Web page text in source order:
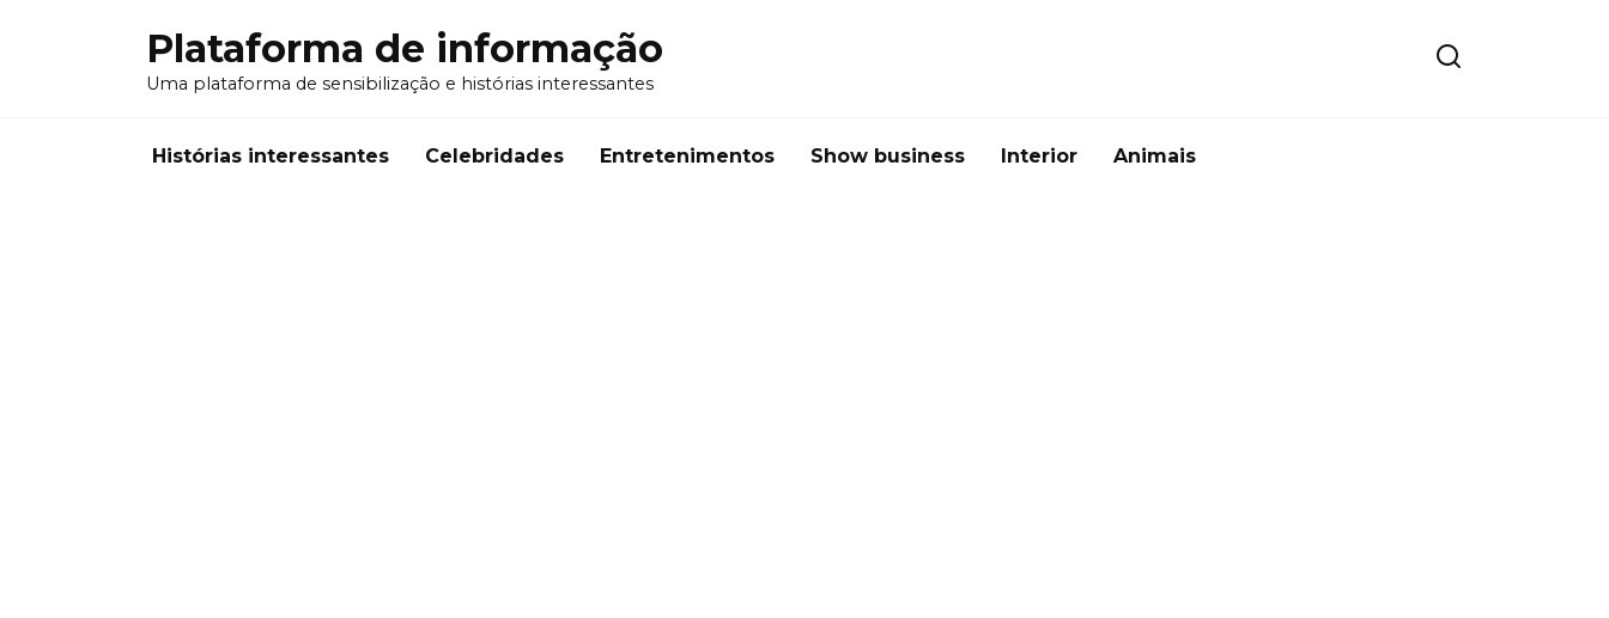
Plataforma de informação
Uma plataforma de sensibilização e histórias interessantes
Histórias interessantes Celebridades Entretenimentos Show business Interior Animais